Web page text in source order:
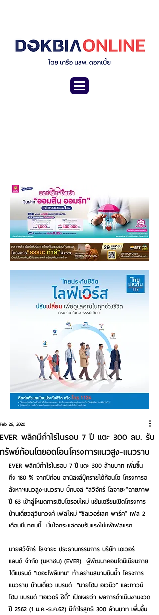
EVER พลิกมีกำไรในรอบ 7 ปี แตะ 300 ลบ. รับ
ทรัพย์ก้อนโตยอดโอนโครงการแนวสูง-แนวราบ
Feb 26, 2020
EVER พลิกมีกำไรในรอบ 7 ปี แตะ 300 ล้านบาท เพิ่มขึ้น
ถึง 180 % จากปีก่อน อานิสงส์บุ๊ครายได้ก้อนโต โครงการอ
สังหาฯแนวสูง-แนวราบ บิ๊กบอส “สวิจักร์ โลจายะ”ฉายภาพ
ปี 63 เข้าสู่โหมดการเติบโตรอบใหม่ แย้มเตรียมเปิดโครงการ
บ้านเดี่ยวสุวินทวงศ์ เฟสใหม่ “ซิลเวอร์เลค พาร์ค” เฟส 2
เดือนมีนาคมนี้  มั่นใจกระแสตอบรับแรงไม่แพ้เฟสแรก
นายสวิจักร์ โลจายะ ประธานกรรมการ บริษัท เอเวอร์
แลนด์ จำกัด (มหาชน) (EVER)  ผู้พัฒนาคอนโดมิเนียมภาย
ใต้แบรนด์ “เดอะโพลิแทน” ทำเลย่านสนามบินน้ำ โครงการ
แนวราบ บ้านเดี่ยว แบรนด์  “มายโฮม อเวนิว” และทาวน์
โฮม แบรนด์ “เอเวอร์ ซิตี้” เปิดเผยว่า ผลการดำเนินงานงวด
ปี 2562 (1 ม.ค.-ธ.ค.62) มีกำไรสุทธิ 300 ล้านบาท เพิ่มขึ้น